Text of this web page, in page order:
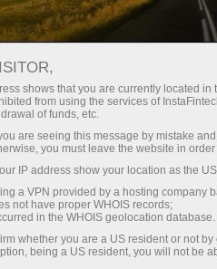
InstaForex-এর সাথে থেকে
লিভারেজ, মার্কেটের সেরা
স্টক ও ইনডেক্স ট্রেডিংয়ের
শর্তাবলী।
স্বল্প
প্রতিটি ডিপোজিটে
30% বোনাস
গতির
পরিচয় ট্রেডিংয়ে এবং হাইওয়েতে
shows that you are currently located
from using the services of
of funds, etc.
are seeing this message by mistake
you must leave the website in
IP address show your location as the
a VPN provided by a hosting company
not have proper WHOIS records;
in the WHOIS geolocation database.
whether you are a US resident or not
being a US resident, you will not be